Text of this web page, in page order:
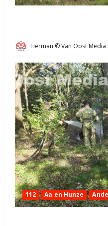
Herman © Van Oost Media
112 Aa en Hunze